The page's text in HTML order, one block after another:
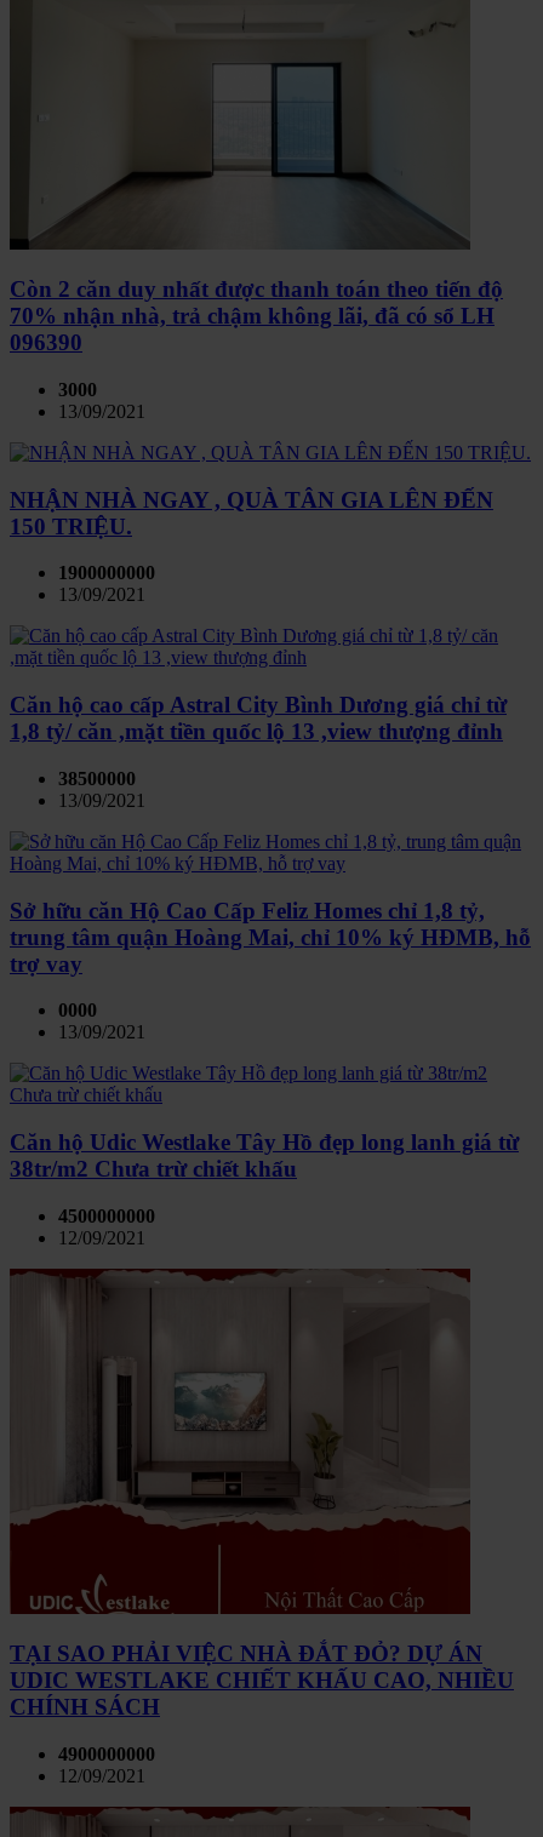
Còn 2 căn duy nhất được thanh toán theo tiến độ
70% nhận nhà, trả chậm không lãi, đã có sổ LH
096390
3000
13/09/2021
NHẬN NHÀ NGAY , QUÀ TÂN GIA LÊN ĐẾN
150 TRIỆU.
1900000000
13/09/2021
Căn hộ cao cấp Astral City Bình Dương giá chỉ từ
1,8 tỷ/ căn ,mặt tiền quốc lộ 13 ,view thượng đỉnh
38500000
13/09/2021
Sở hữu căn Hộ Cao Cấp Feliz Homes chỉ 1,8 tỷ,
trung tâm quận Hoàng Mai, chỉ 10% ký HĐMB, hỗ
trợ vay
0000
13/09/2021
Căn hộ Udic Westlake Tây Hồ đẹp long lanh giá từ
38tr/m2 Chưa trừ chiết khấu
4500000000
12/09/2021
TẠI SAO PHẢI VIỆC NHÀ ĐẮT ĐỎ? DỰ ÁN
UDIC WESTLAKE CHIẾT KHẤU CAO, NHIỀU
CHÍNH SÁCH
4900000000
12/09/2021